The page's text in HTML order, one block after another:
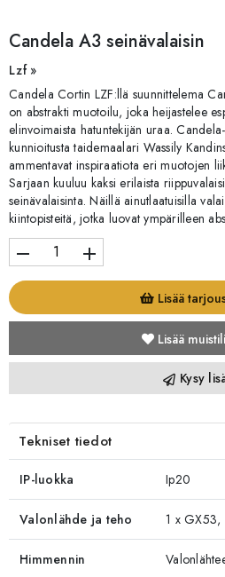
Candela A3 seinävalaisin
Lzf »
Candela Cortin LZF:llä suunnittelema
on abstrakti muotoilu, joka heijastelee
elinvoimaista hatuntekijän uraa.
kunnioitusta taidemaalari Wassily
ammentavat inspiraatiota eri muotojen
Sarjaan kuuluu kaksi erilaista
seinävalaisinta. Näillä ainutlaatuisilla
kiintopisteitä, jotka luovat ympärilleen
remove add
Lisää
Lisää
Kysy
Tekniset tiedot
IP-luokka Ip20
Valonlähde ja teho 1 x GX53,
Himmennin